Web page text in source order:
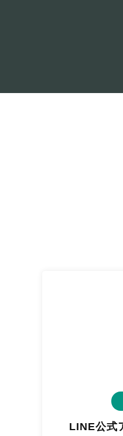
LINE公式